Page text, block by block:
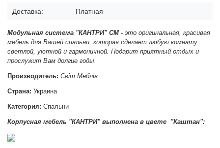
Доставка: Платная
Модульная система "КАНТРИ" СМ - это оригинальная, красивая
мебель для Вашей спальни, которая сделает любую комнату
светлой, уютной и гармоничной. Подарит приятный отдых и
прослужит Вам долгие годы.
Производитель: Світ Меблів
Страна: Украина
Категория: Спальни
Корпусная мебель "КАНТРИ" выполнена в цвете "Каштан":